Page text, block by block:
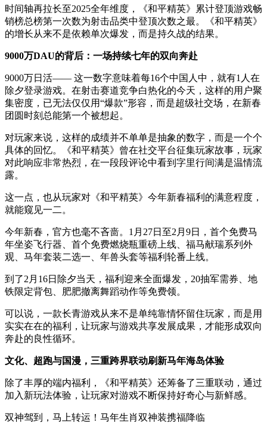
时间轴再拉长至2025全年维度，《和平精英》累计登顶游戏畅
销榜总榜第一次数为射击品类中登顶次数之最。《和平精英》
的增长从来不是依赖单次爆发，而是持久战的结果。
9000万DAU的背后：一场持续七年的双向奔赴
9000万日活—— 这一数字意味着每16个中国人中，就有1人在
除夕登录游戏。在射击赛道竞争白热化的今天，这样的用户聚
集密度，已无法仅仅用“爆款”形容，而是超级社交场，在新春
团圆时刻总能第一个被想起。
对玩家来说，这样的成绩并不单单是抽象的数字，而是一个个
具体的回忆。《和平精英》曾在社交平台征集玩家故事，玩家
对此响应非常热烈，在一段段评论中看到字里行间满是温情流
露。
这一点，也从玩家对《和平精英》今年新春福利的满意程度，
就能窥见一二。
今年新春，官方也毫不吝啬。1月27日至2月9日，首个免费马
年坐姿飞行器、首个免费燃烧瓶重磅上线、福马献瑞系列外
观、马年套装二选一、年兽头套等福利轮番上线。
到了2月16日除夕当天，福利迎来全面爆发，20抽军需券、地
铁限定背包、肥肥撤离舞蹈动作等免费领。
可以说，一款长青游戏从来不是单纯靠情怀留住玩家，而是用
实实在在的福利，让玩家与游戏共享发展成果，才能形成双向
奔赴的良性循环。
文化、超跑与国漫，三重跨界联动刷新马年海岛体验
除了丰厚的端内福利，《和平精英》还筹备了三重联动，通过
加入新玩法体验，让玩家对游戏不断保持好奇心与新鲜感。
双神驾到，马上转运！马年生肖双神装携福降临